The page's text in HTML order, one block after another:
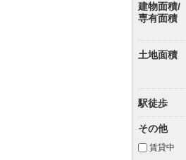
建物面積/
専有面積
土地面積
駅徒歩
その他
賃貸中